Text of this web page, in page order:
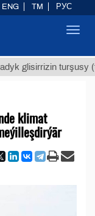
turşusy (t.)
klimat
ENG TM РУС